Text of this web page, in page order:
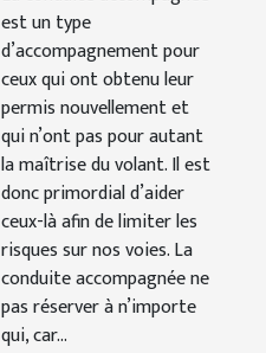
?
est un type
d’accompagnement pour
ceux qui ont obtenu leur
permis nouvellement et
qui n’ont pas pour autant
la maîtrise du volant. Il est
donc primordial d’aider
ceux-là afin de limiter les
risques sur nos voies. La
conduite accompagnée ne
pas réserver à n’importe
qui, car...